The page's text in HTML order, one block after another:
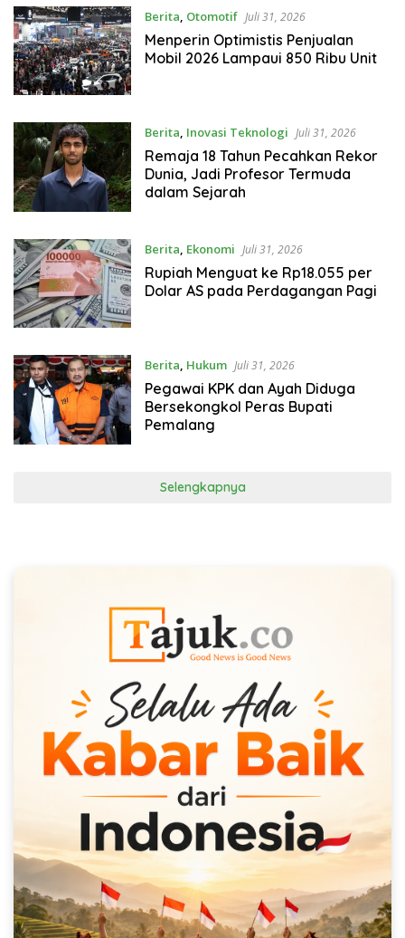
Berita, Otomotif Juli 31, 2026
Menperin Optimistis Penjualan
Mobil 2026 Lampaui 850 Ribu Unit
Berita, Inovasi Teknologi Juli 31, 2026
Remaja 18 Tahun Pecahkan Rekor
Dunia, Jadi Profesor Termuda
dalam Sejarah
Berita, Ekonomi Juli 31, 2026
Rupiah Menguat ke Rp18.055 per
Dolar AS pada Perdagangan Pagi
Berita, Hukum Juli 31, 2026
Pegawai KPK dan Ayah Diduga
Bersekongkol Peras Bupati
Pemalang
Selengkapnya